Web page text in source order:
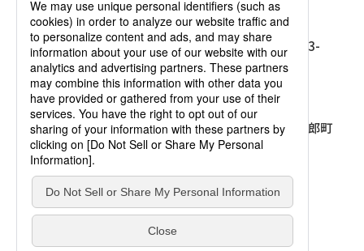
凡人社の本を見る
TEL：03-3263-3959／FAX：03-3263-3116
麹町店
〒102-0093 東京都千代田区平河町1-3-
13 8F［アクセス］
TEL：03-3239-8673／FAX：03-3263-
3116
大阪店
〒541-0056 大阪府大阪市中央区久太郎町
4-2-10
大西ビルディング 1階［
TEL：06-4256-2684／FAX：03-6733-
7887
© Bonjinsha Co., LTD. All Rights Reserved.